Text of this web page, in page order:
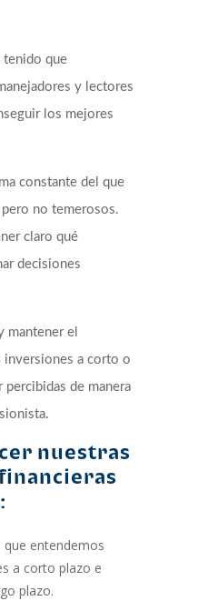
tenido que
y lectores
los mejores
constante del que
no temerosos.
claro qué
decisiones
mantener el
a corto o
percibidas de manera
nuestras
entendemos
a corto plazo e
plazo.